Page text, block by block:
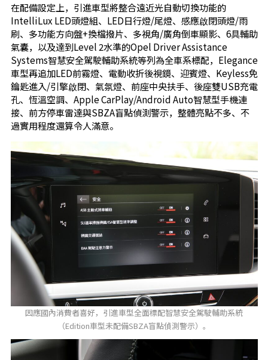
在配備設定上，引進車型將整合遠近光自動切換功能的
IntelliLux LED頭燈組、LED日行燈/尾燈、感應啟閉頭燈/雨
刷、多功能方向盤+換檔撥片、多視角/廣角倒車顯影、6具輔助
氣囊，以及達到Level 2水準的Opel Driver Assistance
Systems智慧安全駕駛輔助系統等列為全車系標配，Elegance
車型再追加LED前霧燈、電動收折後視鏡、迎賓燈、Keyless免
鑰匙進入/引擎啟閉、氣氛燈、前座中央扶手、後座雙USB充電
孔、恆溫空調、Apple CarPlay/Android Auto智慧型手機連
接、前方停車雷達與SBZA盲點偵測警示，整體亮點不多、不
過實用程度還算令人滿意。
因應國內消費者喜好，引進車型全面標配智慧安全駕駛輔助系統
（Edition車型未配備SBZA盲點偵測警示）。